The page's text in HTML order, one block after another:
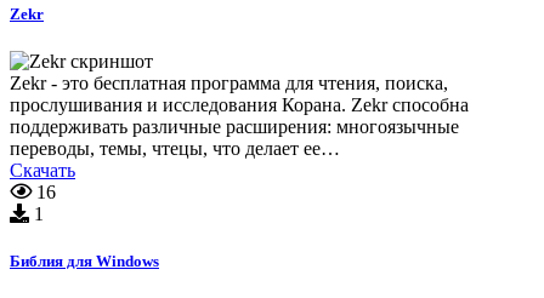
Zekr
Zekr - это бесплатная программа для чтения, поиска,
прослушивания и исследования Корана. Zekr способна
поддерживать различные расширения: многоязычные
переводы, темы, чтецы, что делает ее…
Скачать
16
1
Библия для Windows